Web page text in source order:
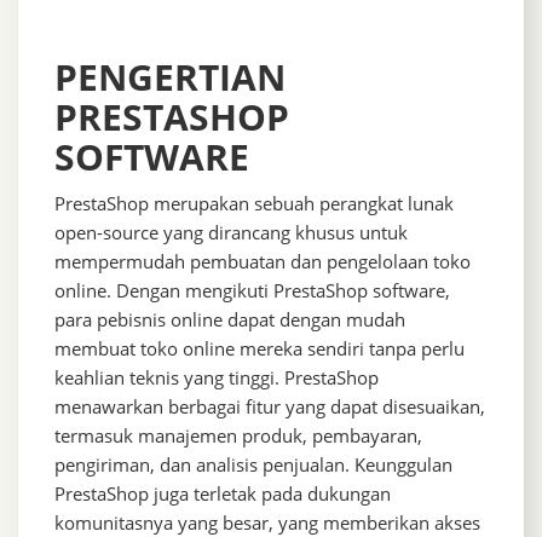
PENGERTIAN
PRESTASHOP
SOFTWARE
PrestaShop merupakan sebuah perangkat lunak
open-source yang dirancang khusus untuk
mempermudah pembuatan dan pengelolaan toko
online. Dengan mengikuti PrestaShop software,
para pebisnis online dapat dengan mudah
membuat toko online mereka sendiri tanpa perlu
keahlian teknis yang tinggi. PrestaShop
menawarkan berbagai fitur yang dapat disesuaikan,
termasuk manajemen produk, pembayaran,
pengiriman, dan analisis penjualan. Keunggulan
PrestaShop juga terletak pada dukungan
komunitasnya yang besar, yang memberikan akses